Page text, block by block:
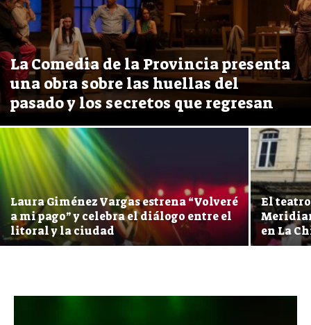
La Comedia de la Provincia presenta
una obra sobre las huellas del
pasado y los secretos que regresan
Laura Giménez Vargas estrena “Volveré
a mi pago” y celebra el diálogo entre el
litoral y la ciudad
El
en La